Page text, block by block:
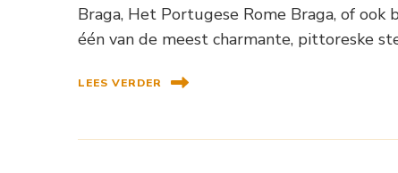
Braga, Het Portugese Rome Braga, of
één van de meest charmante, pittoreske
LEES VERDER